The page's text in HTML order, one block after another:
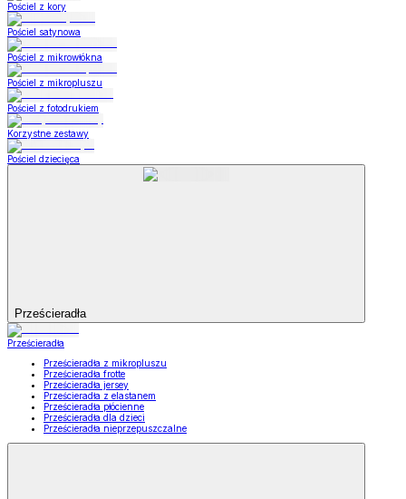
Pościel z kory
Pościel satynowa
Pościel z mikrowłókna
Pościel z mikropluszu
Pościel z fotodrukiem
Korzystne zestawy
Pościel dziecięca
Prześcieradła
Prześcieradła
Prześcieradła z mikropluszu
Prześcieradła frotte
Prześcieradła jersey
Prześcieradła z elastanem
Prześcieradła płócienne
Prześcieradła dla dzieci
Prześcieradła nieprzepuszczalne